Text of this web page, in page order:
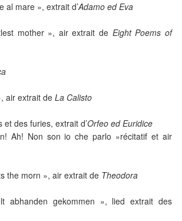
al mare », extrait d’Adamo ed Eva
mother », air extrait de Eight Poems of
air extrait de La Calisto
et des furies, extrait d’Orfeo ed Euridice
Ah! Non son io che parlo »récitatif et air
the morn », air extrait de Theodora
abhanden gekommen », lied extrait des